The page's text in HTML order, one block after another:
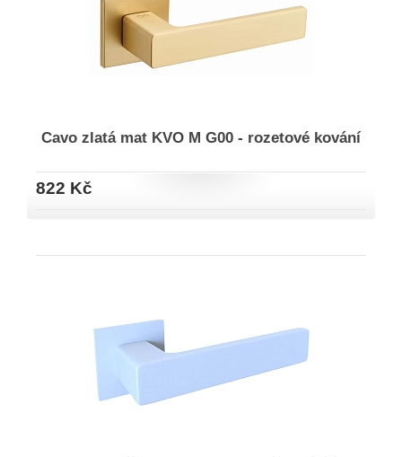
Cavo zlatá mat KVO M G00 - rozetové kování
822 Kč